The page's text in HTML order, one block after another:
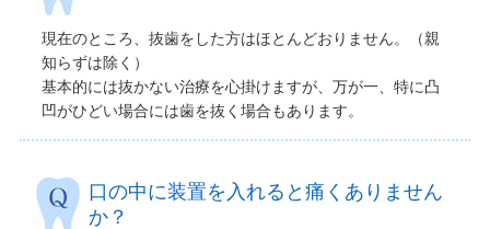
現在のところ、抜歯をした方はほとんどおりません。（親
知らずは除く）
基本的には抜かない治療を心掛けますが、万が一、特に凸
凹がひどい場合には歯を抜く場合もあります。
口の中に装置を入れると痛くありません
か？